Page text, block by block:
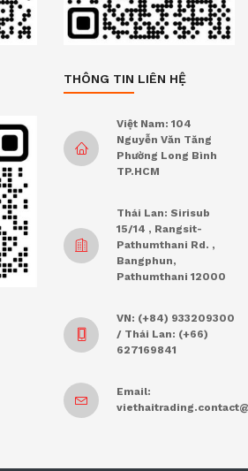
THÔNG TIN LIÊN HỆ
Việt Nam: 104
Nguyễn Văn Tăng
Phường Long Bình
TP.HCM
Thái Lan: Sirisub
15/14 , Rangsit-
Pathumthani Rd. ,
Bangphun,
Pathumthani 12000
VN: (+84) 933209300
/ Thái Lan: (+66)
627169841
Email: